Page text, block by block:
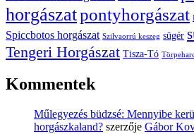
horgászatpontyhorgászat
Spiccbotos horgászat Szilvaorrú keszeg sügér
Tengeri Horgászat Tisza-Tó
Kommentek
Műlegyezés büdzsé: Mennyibe
horgászkaland? szerzője Gábor